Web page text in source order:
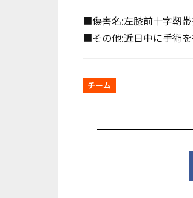
■傷害名:左膝前十字靭
■その他:近日中に手術を
チーム